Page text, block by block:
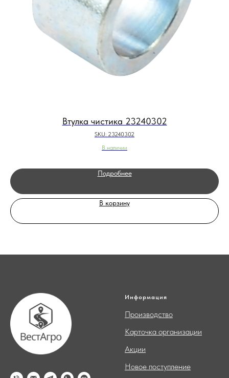
Втулка чистика 23240302
SKU: 23240302
В наличии
Подробнее
В корзину
Информация
Производство
Карточка организации
Акции
Новое поступление